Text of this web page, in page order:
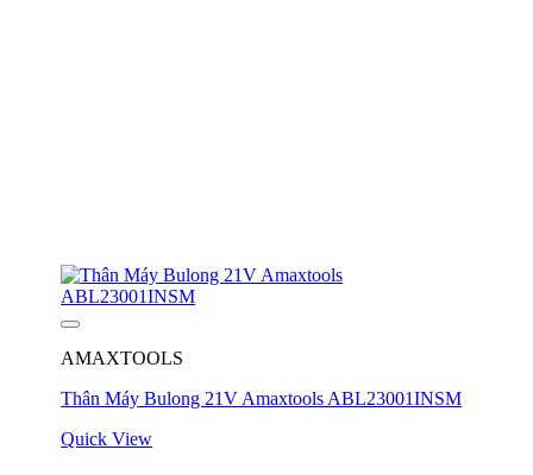
AMAXTOOLS
Thân Máy Bulong 21V Amaxtools ABL23001INSM
Quick View